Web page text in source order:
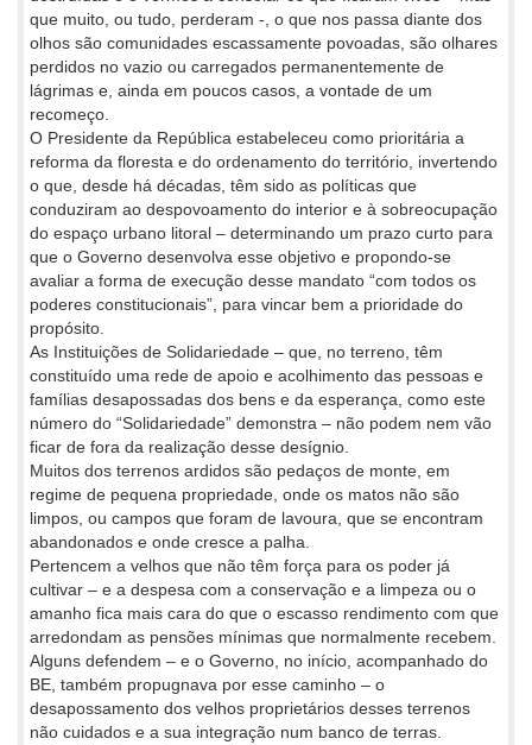
que muito, ou tudo, perderam -, o que nos passa diante dos
olhos são comunidades escassamente povoadas, são olhares
perdidos no vazio ou carregados permanentemente de
lágrimas e, ainda em poucos casos, a vontade de um
recomeço.
O Presidente da República estabeleceu como prioritária a
reforma da floresta e do ordenamento do território, invertendo
o que, desde há décadas, têm sido as políticas que
conduziram ao despovoamento do interior e à sobreocupação
do espaço urbano litoral – determinando um prazo curto para
que o Governo desenvolva esse objetivo e propondo-se
avaliar a forma de execução desse mandato “com todos os
poderes constitucionais”, para vincar bem a prioridade do
propósito.
As Instituições de Solidariedade – que, no terreno, têm
constituído uma rede de apoio e acolhimento das pessoas e
famílias desapossadas dos bens e da esperança, como este
número do “Solidariedade” demonstra – não podem nem vão
ficar de fora da realização desse desígnio.
Muitos dos terrenos ardidos são pedaços de monte, em
regime de pequena propriedade, onde os matos não são
limpos, ou campos que foram de lavoura, que se encontram
abandonados e onde cresce a palha.
Pertencem a velhos que não têm força para os poder já
cultivar – e a despesa com a conservação e a limpeza ou o
amanho fica mais cara do que o escasso rendimento com que
arredondam as pensões mínimas que normalmente recebem.
Alguns defendem – e o Governo, no início, acompanhado do
BE, também propugnava por esse caminho – o
desapossamento dos velhos proprietários desses terrenos
não cuidados e a sua integração num banco de terras.